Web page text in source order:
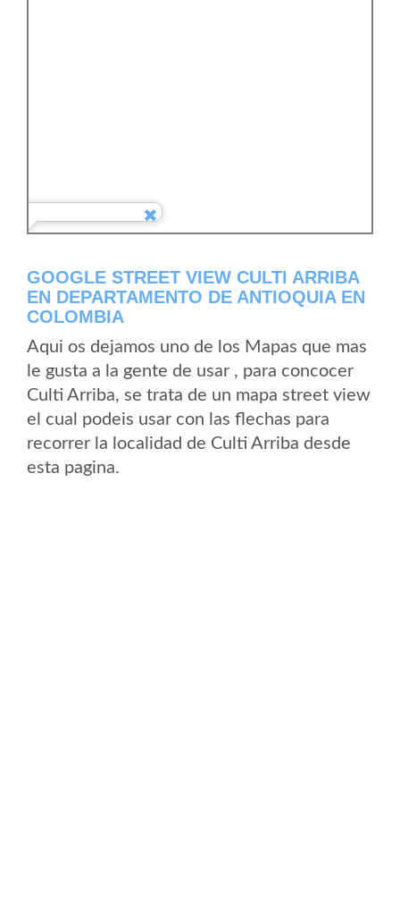
GOOGLE STREET VIEW CULTI ARRIBA
EN DEPARTAMENTO DE ANTIOQUIA EN
COLOMBIA
Aqui os dejamos uno de los Mapas que mas
le gusta a la gente de usar , para concocer
Culti Arriba, se trata de un mapa street view
el cual podeis usar con las flechas para
recorrer la localidad de Culti Arriba desde
esta pagina.